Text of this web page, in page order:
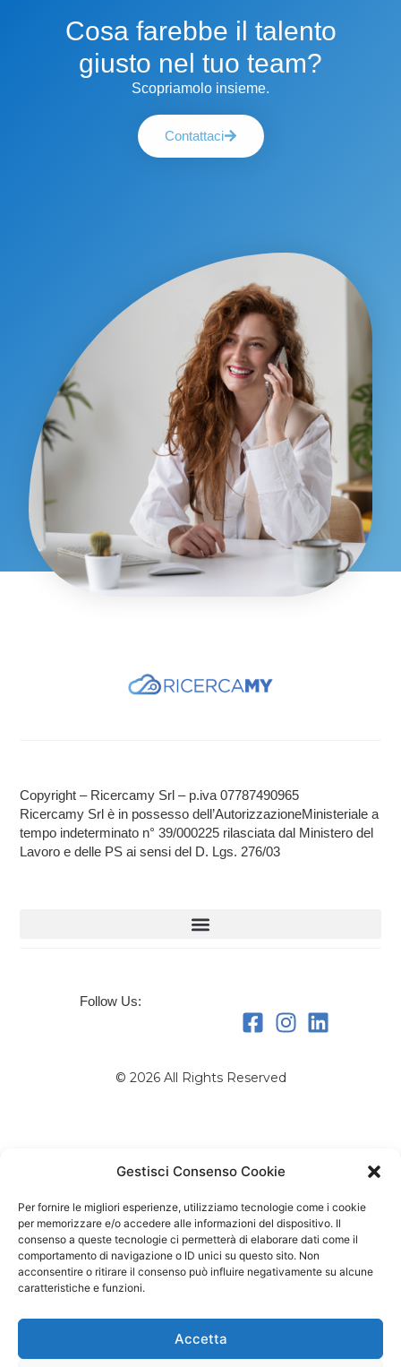
Gestisci Consenso Cookie
Per fornire le migliori esperienze, utilizziamo tecnologie come i cookie
per memorizzare e/o accedere alle informazioni del dispositivo. Il
consenso a queste tecnologie ci permetterà di elaborare dati come il
comportamento di navigazione o ID unici su questo sito. Non
acconsentire o ritirare il consenso può influire negativamente su alcune
caratteristiche e funzioni.
Accetta
Cosa farebbe il talento
giusto nel tuo team?
Scopriamolo insieme.
Contattaci
Copyright – Ricercamy Srl – p.iva 07787490965
Ricercamy Srl è in possesso dell’AutorizzazioneMinisteriale a
tempo indeterminato n° 39/000225 rilasciata dal Ministero del
Lavoro e delle PS ai sensi del D. Lgs. 276/03
Follow Us:
© 2026 All Rights Reserved